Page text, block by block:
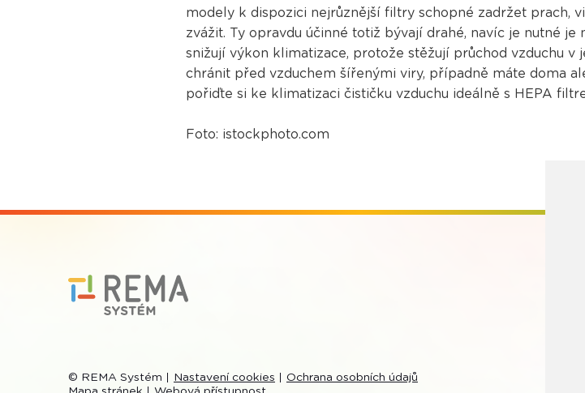
modely k dispozici nejrůznější filtry schopné zadržet prach,
zvážit. Ty opravdu účinné totiž bývají drahé, navíc je nutné
snižují výkon klimatizace, protože stěžují průchod vzduchu v
chránit před vzduchem šířenými viry, případně máte doma
pořiďte si ke klimatizaci čističku vzduchu ideálně s HEPA
Foto: istockphoto.com
© REMA Systém Nastavení cookies
Ochrana osobních údajů